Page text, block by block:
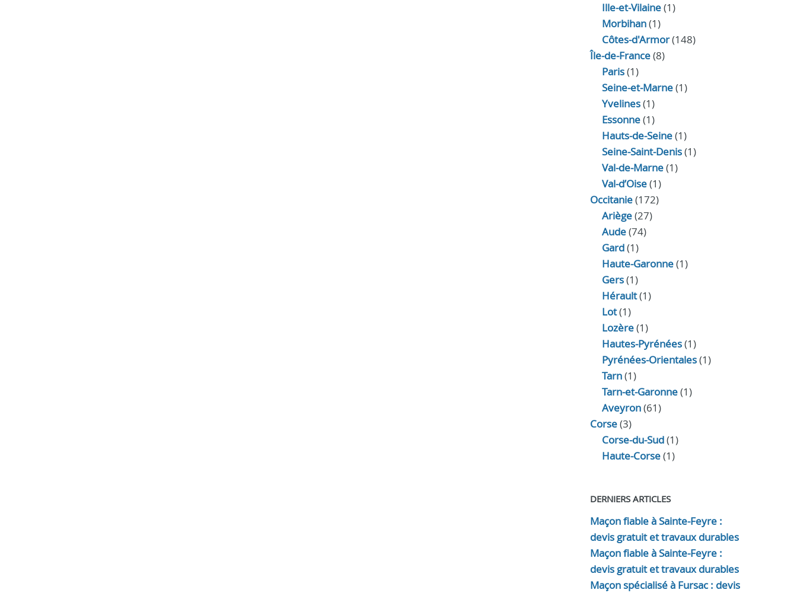
Ille-et-Vilaine(1)
Morbihan(1)
Côtes-d'Armor(148)
Île-de-France(8)
Paris(1)
Seine-et-Marne(1)
Yvelines(1)
Essonne(1)
Hauts-de-Seine(1)
Seine-Saint-Denis(1)
Val-de-Marne(1)
Val-d’Oise(1)
Occitanie(172)
Ariège(27)
Aude(74)
Gard(1)
Haute-Garonne(1)
Gers(1)
Hérault(1)
Lot(1)
Lozère(1)
Hautes-Pyrénées(1)
Pyrénées-Orientales(1)
Tarn(1)
Tarn-et-Garonne(1)
Aveyron(61)
Corse(3)
Corse-du-Sud(1)
Haute-Corse(1)
DERNIERS ARTICLES
Maçon fiable à Sainte-Feyre :
devis gratuit et travaux durables
Maçon fiable à Sainte-Feyre :
devis gratuit et travaux durables
Maçon spécialisé à Fursac : devis